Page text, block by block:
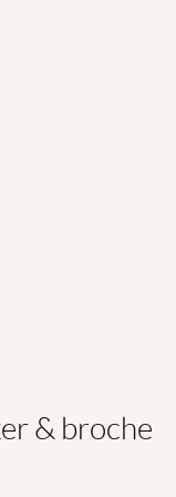
& broche